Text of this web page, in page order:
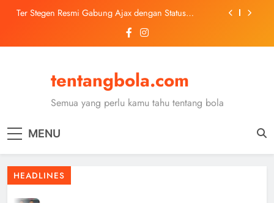
SkipTer Stegen Resmi Gabung Ajax dengan Status
Trabzonspor Mulai Negosiasi Mohamed Salah, Tes
Medis Dijadwalkan 5 Agustus
2026, Siap Tatap Putaran Provinsi
Kerolin Resmi Gabung Barcelona, Transfer
Dilaporkan Pecahkan Rekor Penjualan WSL
Pinjaman dari Barcelona
Trabzonspor Mulai Negosiasi Mohamed Salah, Tes
Medis Dijadwalkan 5 Agustus
Malang United U-13 Juara Piala Soeratin Kota Malang
2026, Siap Tatap Putaran Provinsi
tentangbola.com
Semua yang perlu kamu tahu tentang bola
MENU
HEADLINES